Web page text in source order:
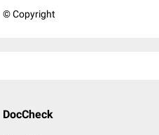
© Copyright
DocCheck